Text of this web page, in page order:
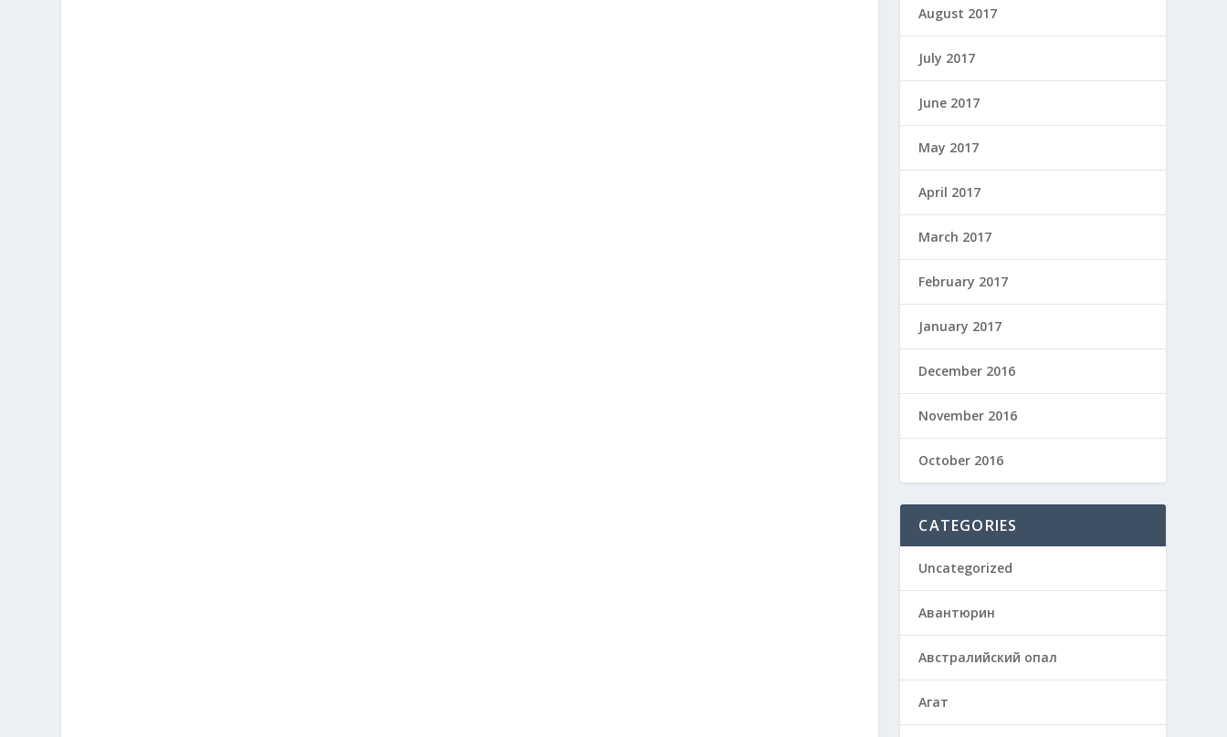
August 2017
July 2017
June 2017
May 2017
April 2017
March 2017
February 2017
January 2017
December 2016
November 2016
October 2016
CATEGORIES
Uncategorized
Авантюрин
Австралийский опал
Агат